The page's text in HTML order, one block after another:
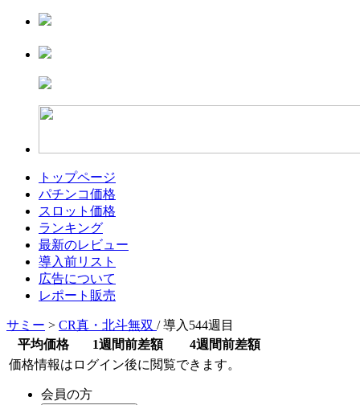
トップページ
パチンコ価格
スロット価格
ランキング
最新のレビュー
導入前リスト
広告について
レポート販売
サミー > CR真・北斗無双 / 導入544週目
平均価格
1週間前差額
4週間前差額
価格情報はログイン後に閲覧できます。
会員の方